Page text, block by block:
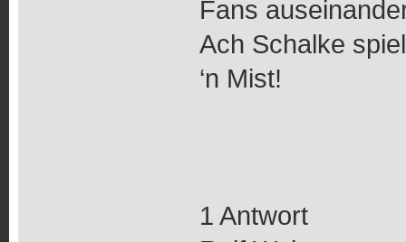
Fans
Ach Schalke
‘n Mist!
1 Antwort